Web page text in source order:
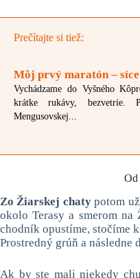
Prečítajte si tiež:
Môj prvý maratón –
Vychádzame do Vyšného
krátke rukávy,
Mengusovskej...
Od
Zo Žiarskej chatypotom
okolo Terasy a smerom
chodník opustíme, stočíme
Prostredný grúň a následne
Ak by ste mali niekedy